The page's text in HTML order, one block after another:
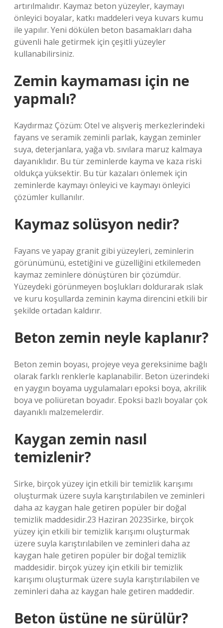
artırılmalıdır. Kaymaz beton yüzeyler, kaymayı
önleyici boyalar, katkı maddeleri veya kuvars kumu
ile yapılır. Yeni dökülen beton basamakları daha
güvenli hale getirmek için çeşitli yüzeyler
kullanabilirsiniz.
Zemin kaymaması için ne
yapmalı?
Kaydırmaz Çözüm: Otel ve alışveriş merkezlerindeki
fayans ve seramik zeminli parlak, kaygan zeminler
suya, deterjanlara, yağa vb. sıvılara maruz kalmaya
dayanıklıdır. Bu tür zeminlerde kayma ve kaza riski
oldukça yüksektir. Bu tür kazaları önlemek için
zeminlerde kaymayı önleyici ve kaymayı önleyici
çözümler kullanılır.
Kaymaz solüsyon nedir?
Fayans ve yapay granit gibi yüzeyleri, zeminlerin
görünümünü, estetiğini ve güzelliğini etkilemeden
kaymaz zeminlere dönüştüren bir çözümdür.
Yüzeydeki görünmeyen boşlukları doldurarak ıslak
ve kuru koşullarda zeminin kayma direncini etkili bir
şekilde ortadan kaldırır.
Beton zemin neyle kaplanır?
Beton zemin boyası, projeye veya gereksinime bağlı
olarak farklı renklerle kaplanabilir. Beton üzerindeki
en yaygın boyama uygulamaları epoksi boya, akrilik
boya ve poliüretan boyadır. Epoksi bazlı boyalar çok
dayanıklı malzemelerdir.
Kaygan zemin nasıl
temizlenir?
Sirke, birçok yüzey için etkili bir temizlik karışımı
oluşturmak üzere suyla karıştırılabilen ve zeminleri
daha az kaygan hale getiren popüler bir doğal
temizlik maddesidir.23 Haziran 2023Sirke, birçok
yüzey için etkili bir temizlik karışımı oluşturmak
üzere suyla karıştırılabilen ve zeminleri daha az
kaygan hale getiren popüler bir doğal temizlik
maddesidir. birçok yüzey için etkili bir temizlik
karışımı oluşturmak üzere suyla karıştırılabilen ve
zeminleri daha az kaygan hale getiren maddedir.
Beton üstüne ne sürülür?